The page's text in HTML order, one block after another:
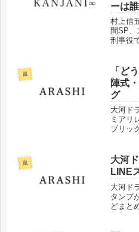
ーは
村上信
間SP、
刑事役
嵐
「ど
陣式
グ
大河ド
ミアリ
ブリッ
嵐
大河
LINE
大河ド
タンプ
どまと